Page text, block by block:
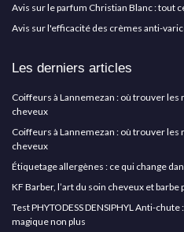
Avis sur le parfum Christian Blanc : tout
Avis sur l'efficacité des crèmes anti-
Les derniers articles
Coiffeurs à Lannemezan : où trouver
cheveux
Coiffeurs à Lannemezan : où trouver
cheveux
Étiquetage allergènes : ce qui change
KF Barber, l’art du soin cheveux et
Test PHYTODESS DENSIPHYL Anti-
magique non plus